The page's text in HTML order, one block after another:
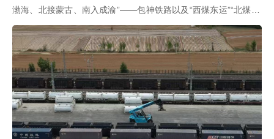
渤海、北接蒙古、南入成渝”——包神铁路以及“西煤东运”“北煤南
运”战略落地的关键...